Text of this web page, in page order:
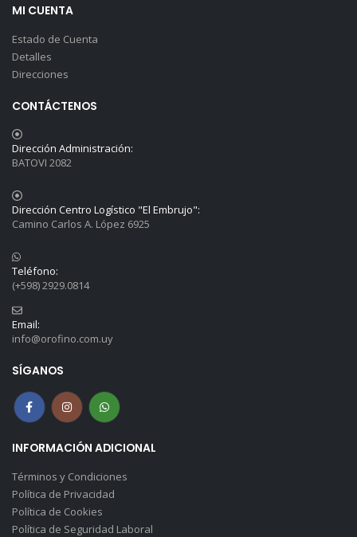
MI CUENTA
Estado de Cuenta
Detalles
Direcciones
CONTÁCTENOS
Dirección Administración:
BATOVI 2082
Dirección Centro Logístico "El Embrujo":
Camino Carlos A. López 6925
Teléfono:
(+598) 2929.0814
Email:
info@orofino.com.uy
SÍGANOS
INFORMACIÓN ADICIONAL
Términos y Condiciones
Política de Privacidad
Política de Cookies
Política de Seguridad Laboral